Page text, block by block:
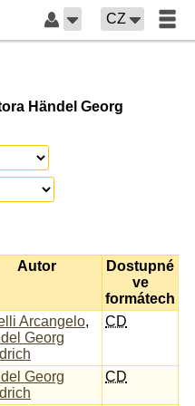
CZ
Händel Georg
Autor
Dostupné
ve
formátech
Arcangelo,
Georg
CD
Georg
CD